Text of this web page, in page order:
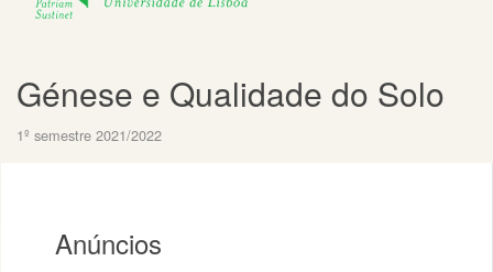
Génese e Qualidade do Solo
1º semestre 2021/2022
Anúncios